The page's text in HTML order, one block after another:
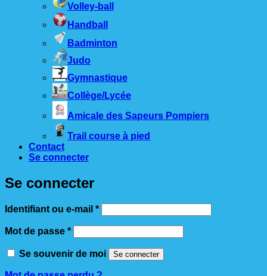
Volley-ball
Handball
Badminton
Judo
Gymnastique
Collège/Lycée
Amicale des Sapeurs Pompiers
Trail course à pied
Contact
Se connecter
Se connecter
Identifiant ou e-mail *Obligatoire
Mot de passe *Obligatoire
Se souvenir de moi Se connecter